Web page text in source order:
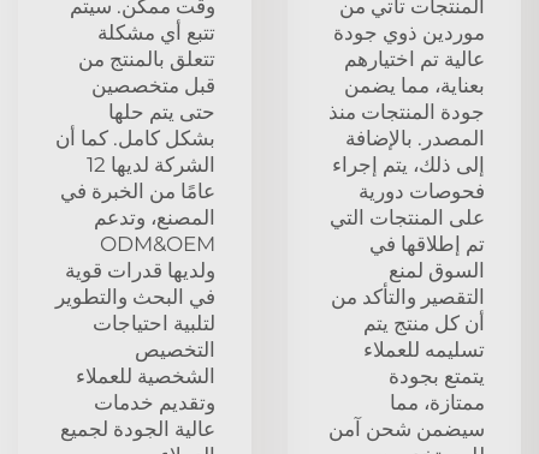
المنتجات تأتي من
موردين ذوي جودة
عالية تم اختيارهم
بعناية، مما يضمن
جودة المنتجات منذ
المصدر. بالإضافة
إلى ذلك، يتم إجراء
فحوصات دورية
على المنتجات التي
تم إطلاقها في
السوق لمنع
التقصير والتأكد من
أن كل منتج يتم
تسليمه للعملاء
يتمتع بجودة
ممتازة، مما
سيضمن شحن آمن
وقت ممكن. سيتم
تتبع أي مشكلة
تتعلق بالمنتج من
قبل متخصصين
حتى يتم حلها
بشكل كامل. كما أن
الشركة لديها 12
عامًا من الخبرة في
المصنع، وتدعم
ODM&OEM
ولديها قدرات قوية
في البحث والتطوير
لتلبية احتياجات
التخصيص
الشخصية للعملاء
وتقديم خدمات
عالية الجودة لجميع